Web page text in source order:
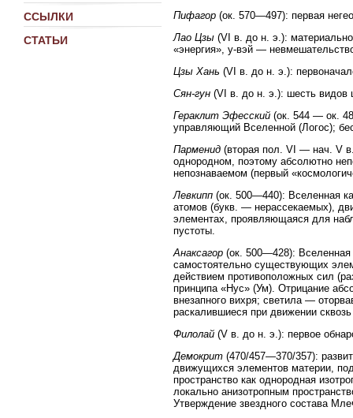
ССЫЛКИ
СТАТЬИ
Пифагор (ок. 570—497): первая
Лао Цзы (VI в. до н. э.):
«энергия», у-вэй —
Цзы Хань (VI в. до н. э.):
Сян-гун (VI в. до н. э.): шесть видов
Гераклит Эфесский (ок. 544 — ок.
управляющий Вселенной (Логос);
Парменид (вторая пол. VI — нач. V
однородном, поэтому абсолютно
непознаваемом (первый
Левкипп (ок. 500—440): Вселенная
атомов (букв. — нерассекаемых),
элементах, проявляющаяся для
пустоты.
Анаксагор (ок. 500—428):
самостоятельно существующих
действием противоположных сил
принципа «Нус» (Ум). Отрицание
внезапного вихря; светила —
раскалившиеся при движении
Филолай (V в. до н. э.): первое
Демокрит (470/457—370/357):
движущихся элементов материи,
пространство как однородная
локально анизотропным
Утверждение звездного состава